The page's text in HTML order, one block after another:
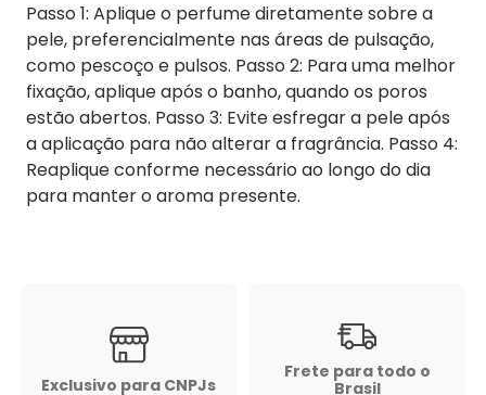
Passo 1: Aplique o perfume diretamente sobre a
pele, preferencialmente nas áreas de pulsação,
como pescoço e pulsos. Passo 2: Para uma melhor
fixação, aplique após o banho, quando os poros
estão abertos. Passo 3: Evite esfregar a pele após
a aplicação para não alterar a fragrância. Passo 4:
Reaplique conforme necessário ao longo do dia
para manter o aroma presente.
Exclusivo para CNPJs
Frete para todo o
Brasil